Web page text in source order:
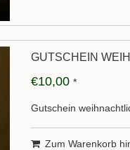
GUTSCHEIN
€10,00 *
Gutschein
Zum Warenkorb